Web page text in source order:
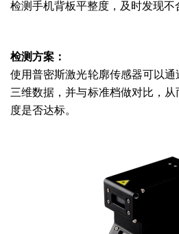
检测手机背板平整度，及时发现不
检测方案：
使用普密斯激光轮廓传感器可以通
三维数据，并与标准档做对比，
度是否达标。